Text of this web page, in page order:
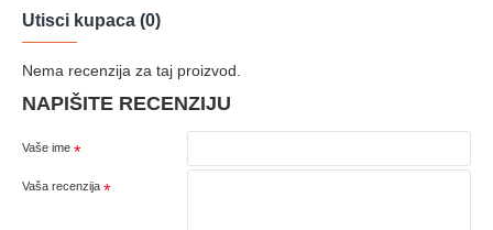
Utisci kupaca (0)
Nema recenzija za taj proizvod.
NAPIŠITE RECENZIJU
Vaše ime
Vaša recenzija